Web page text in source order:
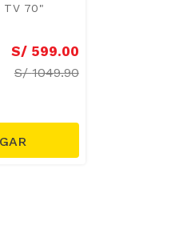
TV 70"
S/ 599.00
S/1049.90